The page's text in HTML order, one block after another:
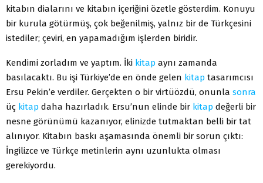
kitabın dialarını ve kitabın içeriğini özetle gösterdim. Konuyu
bir kurula götürmüş, çok beğenilmiş, yalnız bir de Türkçesini
istediler; çeviri, en yapamadığım işlerden biridir.
Kendimi zorladım ve yaptım. İki kitap aynı zamanda
basılacaktı. Bu işi Türkiye’de en önde gelen kitap tasarımcısı
Ersu Pekin’e verdiler. Gerçekten o bir virtüözdü, onunla sonra
üç kitap daha hazırladık. Ersu’nun elinde bir kitap değerli bir
nesne görünümü kazanıyor, elinizde tutmaktan belli bir tat
alınıyor. Kitabın baskı aşamasında önemli bir sorun çıktı:
İngilizce ve Türkçe metinlerin aynı uzunlukta olması
gerekiyordu.